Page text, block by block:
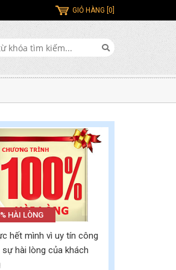
GIỎ HÀNG [0]
HÀI LÒNG
hết mình vì uy tín công
sự hài lòng của khách